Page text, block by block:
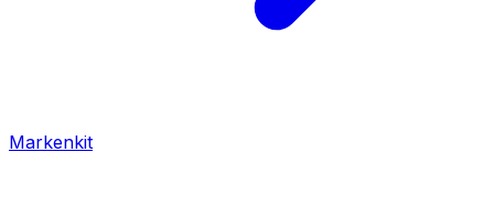
Markenkit